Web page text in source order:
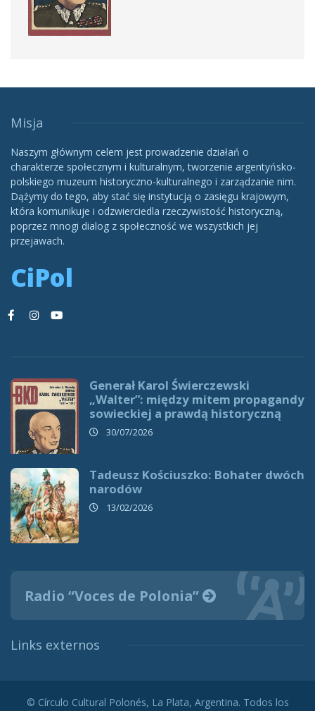
Misja
Naszym głównym celem jest prowadzenie działań o
charakterze społecznym i kulturalnym, tworzenie argentyńsko-
polskiego muzeum historyczno-kulturalnego i zarządzanie nim.
Dążymy do tego, aby stać się instytucją o zasięgu krajowym,
która komunikuje i odzwierciedla rzeczywistość historyczną,
poprzez mnogi dialog z społeczność we wszystkich jej
przejawach.
CiPol
Generał Karol Świerczewski
„Walter”: między mitem propagandy
sowieckiej a prawdą historyczną
30/07/2026
Tadeusz Kościuszko: Bohater dwóch
narodów
13/02/2026
Radio “Voces de Polonia”
Links externos
© Círculo Cultural Polonés, La Plata, Argentina. Todos los